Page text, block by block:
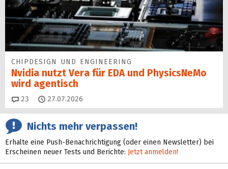
CHIPDESIGN UND ENGINEERING
Nvidia nutzt Vera für EDA und PhysicsNeMo
wird agentisch
23 Kommentare
27.07.2026
Nichts mehr verpassen!
Erhalte eine Push-Benachrichtigung (oder einen Newsletter) bei
Erscheinen neuer Tests und Berichte: Jetzt anmelden!